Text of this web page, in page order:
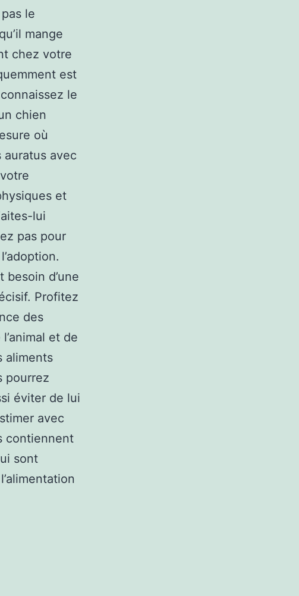
le
mange
chez votre
est
le
chien
où
avec
et
lui
pas pour
d’une
Profitez
des
et de
aliments
pourrez
éviter de lui
avec
contiennent
sont